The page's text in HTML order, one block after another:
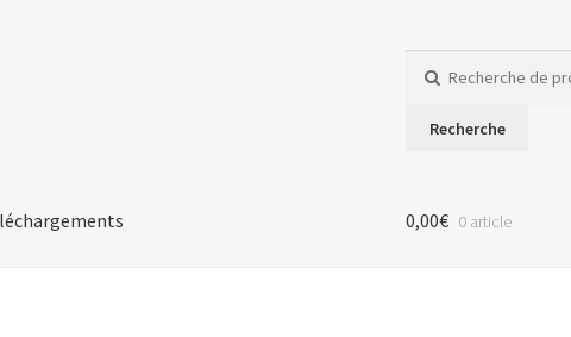
pour :
Recherche
0,00€ 0 article